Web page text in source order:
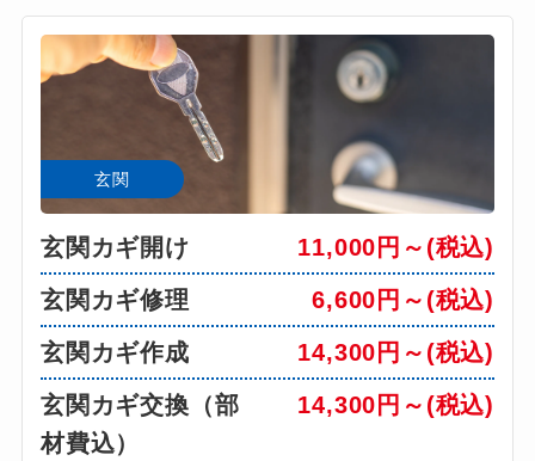
玄関
玄関カギ開け
11,000円～(税込)
玄関カギ修理
6,600円～(税込)
玄関カギ作成
14,300円～(税込)
玄関カギ交換（部
材費込）
14,300円～(税込)